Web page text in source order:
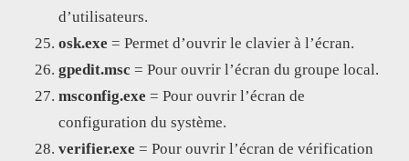
d’utilisateurs.
osk.exe = Permet d’ouvrir le clavier à l’écran.
gpedit.msc = Pour ouvrir l’écran du groupe local.
msconfig.exe = Pour ouvrir l’écran de
configuration du système.
verifier.exe = Pour ouvrir l’écran de vérification